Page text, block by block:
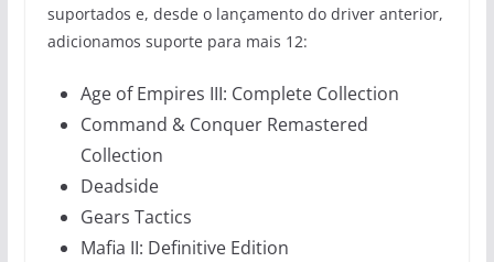
suportados e, desde o lançamento do driver anterior,
adicionamos suporte para mais 12:
Age of Empires III: Complete Collection
Command & Conquer Remastered
Collection
Deadside
Gears Tactics
Mafia II: Definitive Edition